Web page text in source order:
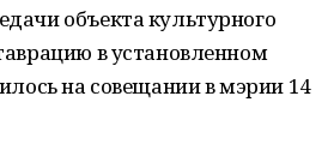
объекта культурного
в установленном
на совещании в мэрии 14